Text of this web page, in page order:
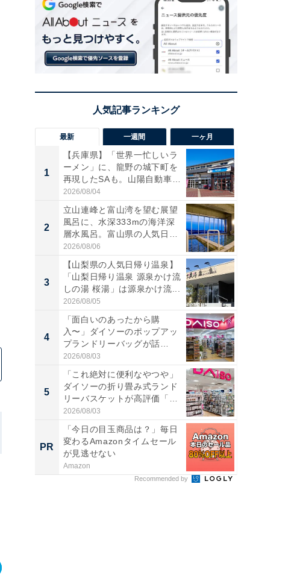
最新 一週間 一ヶ月
1
【兵庫県】「世界一忙しいラ
ーメン」に、龍野の城下町を
再現したSAも。山陽自動車
道...
2026/08/04
2
立山連峰と富山湾を望む展望
風呂に、水深333mの海洋深
層水風呂。富山県の人気日
帰...
2026/08/06
3
【山梨県の人気日帰り温泉】
「山梨日帰り温泉 源泉かけ流
しの湯 桜湯」は源泉かけ流...
2026/08/05
4
「面白いのあったから購
入〜」ダイソーのポップアッ
プランドリーバッグが話
題。“さま...
2026/08/03
5
「これ絶対に便利なやつや」
ダイソーの折り畳み式ランド
リーバスケットが高評価「使
わ...
2026/08/03
PR
「今日の目玉商品は？」毎日
変わるAmazonタイムセール
が見逃せない
Amazon
Recommended by